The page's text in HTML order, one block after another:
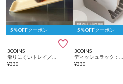
5％OFFクーポン

3COINS
¥330
5％OFFクーポン
3COINS
¥330